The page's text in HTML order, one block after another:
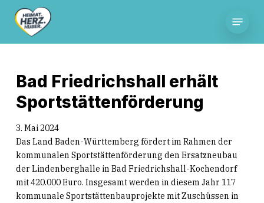
content
Bad Friedrichshall erhält
Sportstättenförderung
3. Mai 2024
Das Land Baden-Württemberg fördert im Rahmen der
kommunalen Sportstättenförderung den Ersatzneubau
der Lindenberghalle in Bad Friedrichshall-Kochendorf
mit 420.000 Euro. Insgesamt werden in diesem Jahr 117
kommunale Sportstättenbauprojekte mit Zuschüssen in